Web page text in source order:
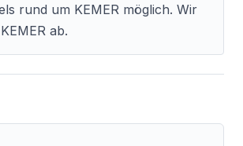
wird ausschließlich durch Tanz
Sitzplätze
erfolgt nach Sektoren — feste
rund um KEMER möglich. Wir
ab.